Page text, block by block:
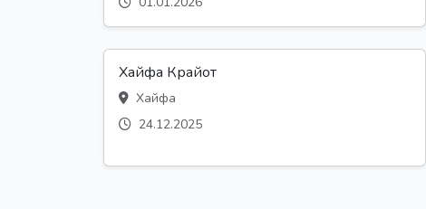
Хайфа Крайот
Хайфа
24.12.2025